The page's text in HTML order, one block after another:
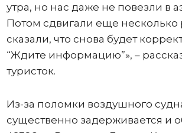
утра, но нас даже не повезли в
Потом сдвигали еще несколько
сказали, что снова будет
“Ждите информацию”», –
туристок.
Из-за поломки воздушного
существенно задерживается и